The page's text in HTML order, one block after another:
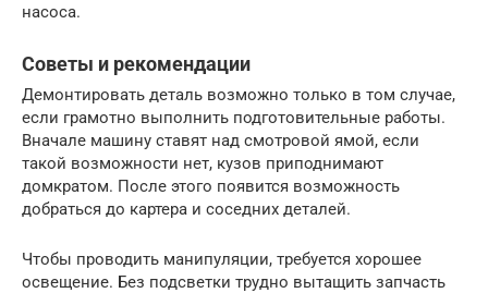
насоса.
Советы и рекомендации
Демонтировать деталь возможно только в том случае,
если грамотно выполнить подготовительные работы.
Вначале машину ставят над смотровой ямой, если
такой возможности нет, кузов приподнимают
домкратом. После этого появится возможность
добраться до картера и соседних деталей.
Чтобы проводить манипуляции, требуется хорошее
освещение. Без подсветки трудно вытащить запчасть